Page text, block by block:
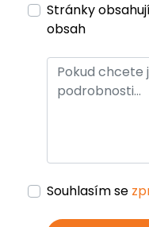
Stránky
obsah
Souhlasím se